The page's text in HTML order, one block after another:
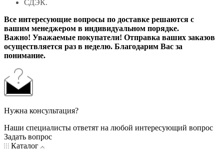
СДЭК.
Все интересующие вопросы по доставке решаются с
вашим менеджером в индивидуальном порядке.
Важно! Уважаемые покупатели! Отправка ваших заказов
осуществляется раз в неделю. Благодарим Вас за
понимание.
Нужна консультация?
Наши специалисты ответят на любой интересующий вопрос
Задать вопрос
Каталог